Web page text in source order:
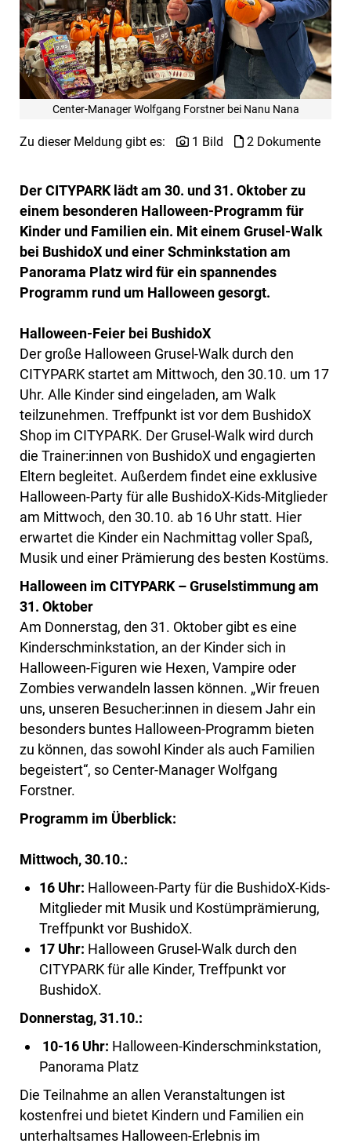
Center-Manager Wolfgang Forstner bei Nanu Nana
Zu dieser Meldung gibt es: 1 Bild 2 Dokumente
Der CITYPARK lädt am 30. und 31. Oktober zu
einem besonderen Halloween-Programm für
Kinder und Familien ein. Mit einem Grusel-Walk
bei BushidoX und einer Schminkstation am
Panorama Platz wird für ein spannendes
Programm rund um Halloween gesorgt.
Halloween-Feier bei BushidoX
Der große Halloween Grusel-Walk durch den
CITYPARK startet am Mittwoch, den 30.10. um 17
Uhr. Alle Kinder sind eingeladen, am Walk
teilzunehmen. Treffpunkt ist vor dem BushidoX
Shop im CITYPARK. Der Grusel-Walk wird durch
die Trainer:innen von BushidoX und engagierten
Eltern begleitet. Außerdem findet eine exklusive
Halloween-Party für alle BushidoX-Kids-Mitglieder
am Mittwoch, den 30.10. ab 16 Uhr statt. Hier
erwartet die Kinder ein Nachmittag voller Spaß,
Musik und einer Prämierung des besten Kostüms.
Halloween im CITYPARK – Gruselstimmung am
31. Oktober
Am Donnerstag, den 31. Oktober gibt es eine
Kinderschminkstation, an der Kinder sich in
Halloween-Figuren wie Hexen, Vampire oder
Zombies verwandeln lassen können. „Wir freuen
uns, unseren Besucher:innen in diesem Jahr ein
besonders buntes Halloween-Programm bieten
zu können, das sowohl Kinder als auch Familien
begeistert“, so Center-Manager Wolfgang
Forstner.
Programm im Überblick:
Mittwoch, 30.10.:
16 Uhr: Halloween-Party für die BushidoX-Kids-
Mitglieder mit Musik und Kostümprämierung,
Treffpunkt vor BushidoX.
17 Uhr: Halloween Grusel-Walk durch den
CITYPARK für alle Kinder, Treffpunkt vor
BushidoX.
Donnerstag, 31.10.:
10-16 Uhr: Halloween-Kinderschminkstation,
Panorama Platz
Die Teilnahme an allen Veranstaltungen ist
kostenfrei und bietet Kindern und Familien ein
unterhaltsames Halloween-Erlebnis im